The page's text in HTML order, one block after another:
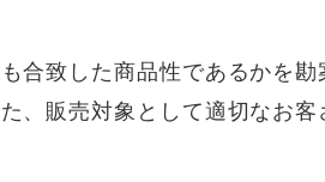
合致した商品性であるかを
、販売対象として適切なお